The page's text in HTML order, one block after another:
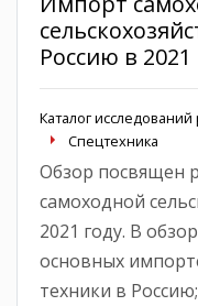
Россию в 2021
Каталог исследований
Спецтехника
Обзор посвящен
самоходной
2021 году. В
основных
техники в